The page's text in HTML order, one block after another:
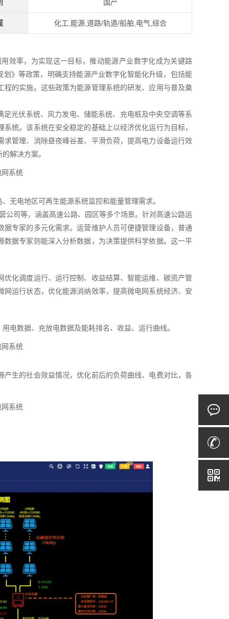
国产
化工,能源,道路/轨道/船舶,电气,综合
效率，为实现这一目标，推动能源产业数字化成为关键路
》等政策，明确支持能源产业数字化智能化升级，包括能
的实施。这些政策为能源管理系统的研发、应用与普及奠
光伏系统、风力发电、储能系统、充电桩及中央空调等系
统。该系统在安全稳定的基础上以经济优化运行为目标，
管理、消除昼夜峰谷差、平滑负荷，提高电力设备运行效
解决方案。
无电地区可再生能源系统监控和能量管理需求。
公司等，涵盖高速公路、园区等多个场景。针对高速公路运
专家的多元化需求。运营维护人员可便捷管理设备，普通
据专家则能深入分析数据，为决策提供科学依据。这一平
化调度运行、运行控制、收益结算、智能运维、碳资产管
运行状态，优化能源消纳效率，提高微电网系统经济、安
电数据、充放电数据及能耗排名、收益、运行曲线。
生的社会效益情况，优化前后的负荷曲线、电费对比，各